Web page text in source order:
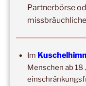
Nachname
Email
Partnerbörse
Im
Menschen ab